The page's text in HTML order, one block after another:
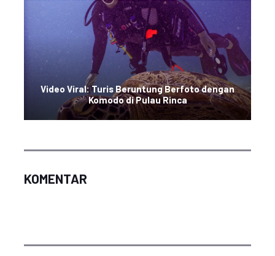
Video Viral: Turis Beruntung Berfoto dengan
Komodo di Pulau Rinca
KOMENTAR